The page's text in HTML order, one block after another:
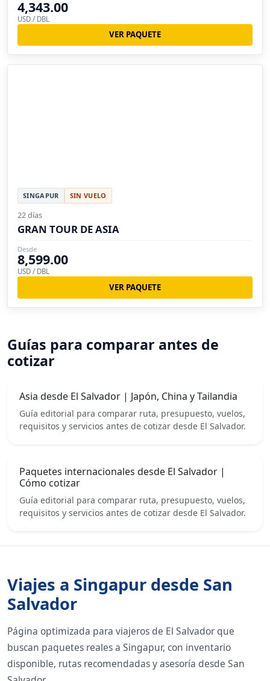
4,343.00
USD / DBL
VER PAQUETE
SINGAPUR SIN VUELO
22 días
GRAN TOUR DE ASIA
Desde
8,599.00
USD / DBL
VER PAQUETE
Guías para comparar antes de
cotizar
Asia desde El Salvador | Japón, China y Tailandia
Guía editorial para comparar ruta, presupuesto, vuelos,
requisitos y servicios antes de cotizar desde El Salvador.
Paquetes internacionales desde El Salvador |
Cómo cotizar
Guía editorial para comparar ruta, presupuesto, vuelos,
requisitos y servicios antes de cotizar desde El Salvador.
Viajes a Singapur desde San
Salvador
Página optimizada para viajeros de El Salvador que
buscan paquetes reales a Singapur, con inventario
disponible, rutas recomendadas y asesoría desde San